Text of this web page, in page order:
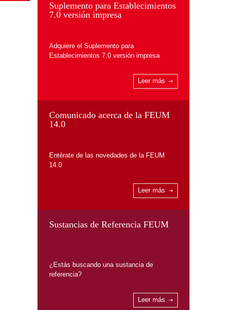
Suplemento para Establecimientos
7.0 versión impresa
Adquiere el Suplemento para
Establecimientos 7.0 versión impresa
Leer más
Comunicado acerca de la FEUM
14.0
Entérate de las novedades de la FEUM
14.0
Leer más
Sustancias de Referencia FEUM
¿Estás buscando una sustancia de
referencia?
Leer más